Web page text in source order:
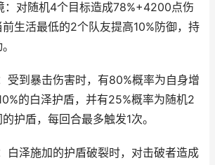
对随机4个目标造成78%+4200点伤
生活最低的2个队友提高10%防御，持
到暴击伤害时，有80%概率为自身增
的白泽护盾，并有25%概率为随机2
护盾，每回合最多触发1次。
泽施加的护盾破裂时，对击破者造成